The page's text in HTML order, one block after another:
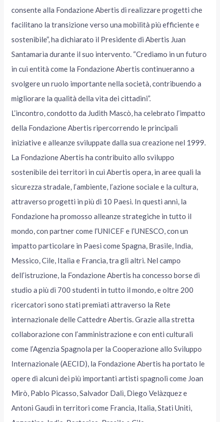
consente alla Fondazione Abertis di realizzare progetti che
facilitano la transizione verso una mobilità più efficiente e
sostenibile”, ha dichiarato il Presidente di Abertis Juan
Santamarìa durante il suo intervento. “Crediamo in un futuro
in cui entità come la Fondazione Abertis continueranno a
svolgere un ruolo importante nella società, contribuendo a
migliorare la qualità della vita dei cittadini”.
L’incontro, condotto da Judith Mascò, ha celebrato l’impatto
della Fondazione Abertis ripercorrendo le principali
iniziative e alleanze sviluppate dalla sua creazione nel 1999.
La Fondazione Abertis ha contribuito allo sviluppo
sostenibile dei territori in cui Abertis opera, in aree quali la
sicurezza stradale, l’ambiente, l’azione sociale e la cultura,
attraverso progetti in più di 10 Paesi. In questi anni, la
Fondazione ha promosso alleanze strategiche in tutto il
mondo, con partner come l’UNICEF e l’UNESCO, con un
impatto particolare in Paesi come Spagna, Brasile, India,
Messico, Cile, Italia e Francia, tra gli altri. Nel campo
dell’istruzione, la Fondazione Abertis ha concesso borse di
studio a più di 700 studenti in tutto il mondo, e oltre 200
ricercatori sono stati premiati attraverso la Rete
internazionale delle Cattedre Abertis. Grazie alla stretta
collaborazione con l’amministrazione e con enti culturali
come l’Agenzia Spagnola per la Cooperazione allo Sviluppo
Internazionale (AECID), la Fondazione Abertis ha portato le
opere di alcuni dei più importanti artisti spagnoli come Joan
Mirò, Pablo Picasso, Salvador Dalì, Diego Velàzquez e
Antoni Gaudì in territori come Francia, Italia, Stati Uniti,